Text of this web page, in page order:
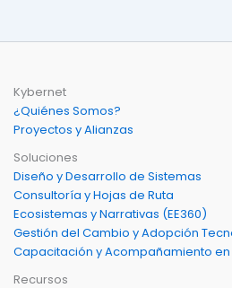
Kybernet
¿Quiénes Somos?
Proyectos y Alianzas
Soluciones
Diseño y Desarrollo de Sistemas
Consultoría y Hojas de Ruta
Ecosistemas y Narrativas (EE360)
Gestión del Cambio y Adopción
Capacitación y Acompañamiento en
Recursos